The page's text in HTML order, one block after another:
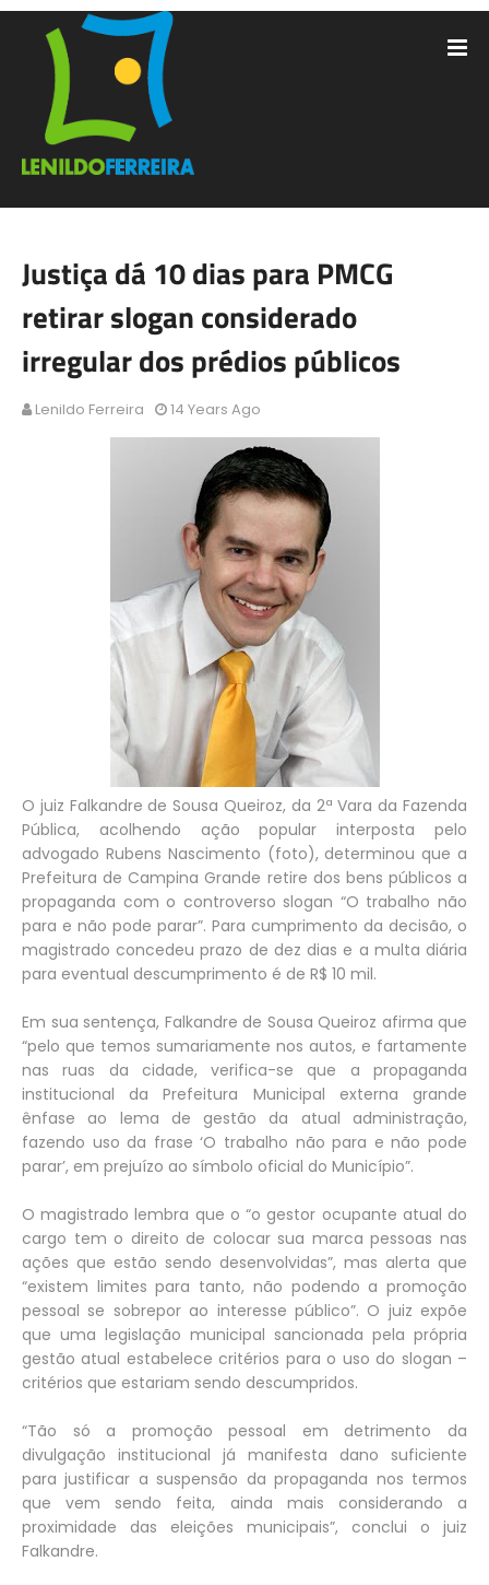
Justiça dá 10 dias para PMCG
retirar slogan considerado
irregular dos prédios públicos
Lenildo Ferreira 14 Years Ago
O juiz Falkandre de Sousa Queiroz, da 2ª Vara da Fazenda
Pública, acolhendo ação popular interposta pelo
advogado Rubens Nascimento (foto), determinou que a
Prefeitura de Campina Grande retire dos bens públicos a
propaganda com o controverso slogan “O trabalho não
para e não pode parar”. Para cumprimento da decisão, o
magistrado concedeu prazo de dez dias e a multa diária
para eventual descumprimento é de R$ 10 mil.
Em sua sentença, Falkandre de Sousa Queiroz afirma que
“pelo que temos sumariamente nos autos, e fartamente
nas ruas da cidade, verifica-se que a propaganda
institucional da Prefeitura Municipal externa grande
ênfase ao lema de gestão da atual administração,
fazendo uso da frase ‘O trabalho não para e não pode
parar’, em prejuízo ao símbolo oficial do Município”.
O magistrado lembra que o “o gestor ocupante atual do
cargo tem o direito de colocar sua marca pessoas nas
ações que estão sendo desenvolvidas”, mas alerta que
“existem limites para tanto, não podendo a promoção
pessoal se sobrepor ao interesse público”. O juiz expõe
que uma legislação municipal sancionada pela própria
gestão atual estabelece critérios para o uso do slogan –
critérios que estariam sendo descumpridos.
“Tão só a promoção pessoal em detrimento da
divulgação institucional já manifesta dano suficiente
para justificar a suspensão da propaganda nos termos
que vem sendo feita, ainda mais considerando a
proximidade das eleições municipais”, conclui o juiz
Falkandre.